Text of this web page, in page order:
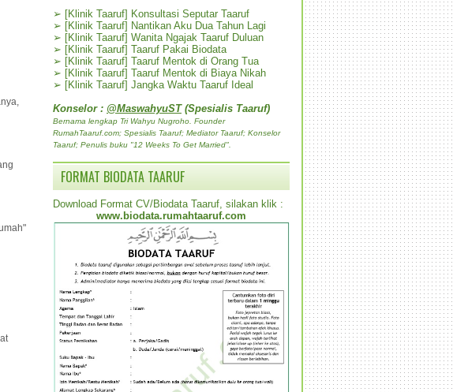
➢ [Klinik Taaruf] Konsultasi Seputar Taaruf
➢ [Klinik Taaruf] Nantikan Aku Dua Tahun Lagi
➢ [Klinik Taaruf] Wanita Ngajak Taaruf Duluan
➢ [Klinik Taaruf] Taaruf Pakai Biodata
➢ [Klinik Taaruf] Taaruf Mentok di Orang Tua
➢ [Klinik Taaruf] Taaruf Mentok di Biaya Nikah
➢ [Klinik Taaruf] Jangka Waktu Taaruf Ideal
Konselor : @MaswahyuST(Spesialis Taaruf)
Bernama lengkap Tri Wahyu Nugroho. Founder
RumahTaaruf.com; Spesialis Taaruf; Mediator Taaruf; Konselor
Taaruf; Penulis buku "12 Weeks To Get Married".
FORMAT BIODATA TAARUF
Download Format CV/Biodata Taaruf, silakan klik :
www.biodata.rumahtaaruf.com